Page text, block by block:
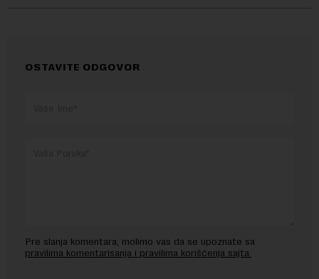
OSTAVITE ODGOVOR
Pre slanja komentara, molimo vas da se upoznate sa
pravilima komentarisanja i pravilima korišćenja sajta.